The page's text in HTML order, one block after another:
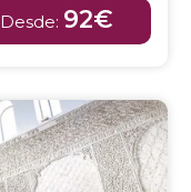
Desde: 92€